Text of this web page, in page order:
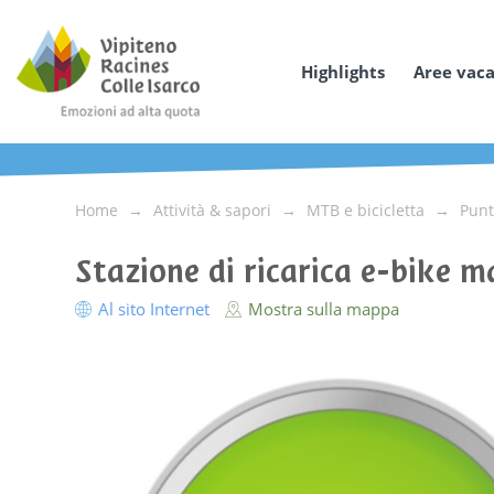
Highlights Aree
Home Attività & sapori MTB e bicicletta
Stazione di ricarica e-bike
Al sito Internet Mostra sulla mappa